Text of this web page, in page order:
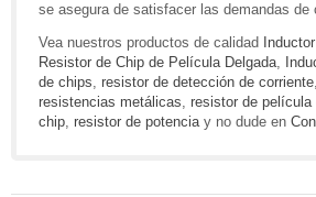
se asegura de satisfacer las demandas de
Vea nuestros productos de calidad
Resistor de Chip de Película Delgada,
de chips, resistor de detección de corriente,
resistencias metálicas, resistor de película
chip, resistor de potenciay no dude en